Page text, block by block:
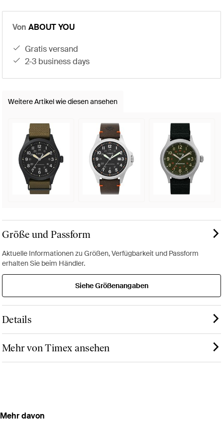
Von ABOUT YOU
gratis versand
2-3 business days
Weitere Artikel wie diesen ansehen
Größe und Passform
Aktuelle Informationen zu Größen, Verfügbarkeit und Passform
erhalten Sie beim Händler.
Siehe Größenangaben
Details
Mehr von Timex ansehen
Mehr davon